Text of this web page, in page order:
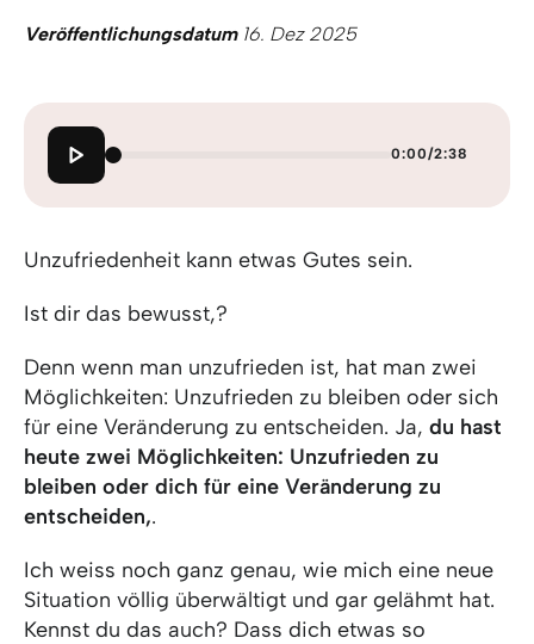
Veröffentlichungsdatum16. Dez 2025
0:00/2:38
Unzufriedenheit kann etwas Gutes sein.
Ist dir das bewusst,?
Denn wenn man unzufrieden ist, hat man zwei
Möglichkeiten: Unzufrieden zu bleiben oder sich
für eine Veränderung zu entscheiden. Ja, du hast
heute zwei Möglichkeiten: Unzufrieden zu
bleiben oder dich für eine Veränderung zu
entscheiden,.
Ich weiss noch ganz genau, wie mich eine neue
Situation völlig überwältigt und gar gelähmt hat.
Kennst du das auch? Dass dich etwas so